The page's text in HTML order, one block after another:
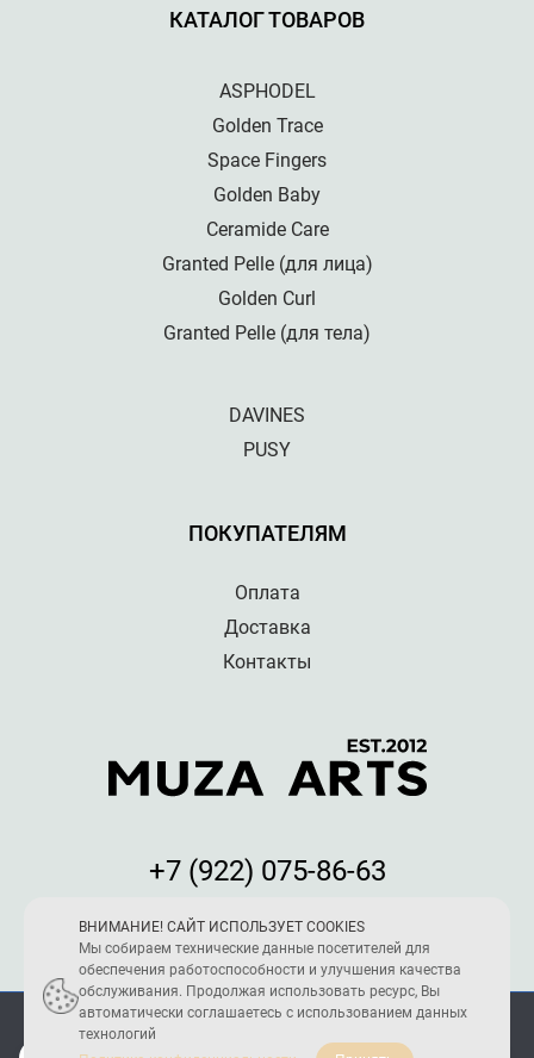
КАТАЛОГ ТОВАРОВ
ASPHODEL
Golden Trace
Space Fingers
Golden Baby
Ceramide Care
Granted Pelle (для лица)
Golden Curl
Granted Pelle (для тела)
DAVINES
PUSY
ПОКУПАТЕЛЯМ
Оплата
Доставка
Контакты
+7 (922) 075-86-63
Мы принимаем к оплате:
ВНИМАНИЕ! САЙТ ИСПОЛЬЗУЕТ COOKIES
Мы собираем технические данные посетителей для
обеспечения работоспособности и улучшения качества
обслуживания. Продолжая использовать ресурс, Вы
автоматически соглашаетесь с использованием данных
технологий
ПОЛИТИКА КОНФИДЕНЦИАЛЬНОСТИ
2005 - 2026 © Reload Team